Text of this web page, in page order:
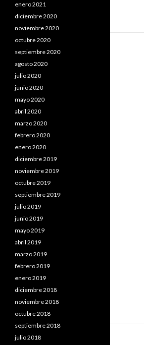
enero 2021
diciembre 2020
noviembre 2020
octubre 2020
septiembre 2020
agosto 2020
julio 2020
junio 2020
mayo 2020
abril 2020
marzo 2020
febrero 2020
enero 2020
diciembre 2019
noviembre 2019
octubre 2019
septiembre 2019
julio 2019
junio 2019
mayo 2019
abril 2019
marzo 2019
febrero 2019
enero 2019
diciembre 2018
noviembre 2018
octubre 2018
septiembre 2018
julio 2018